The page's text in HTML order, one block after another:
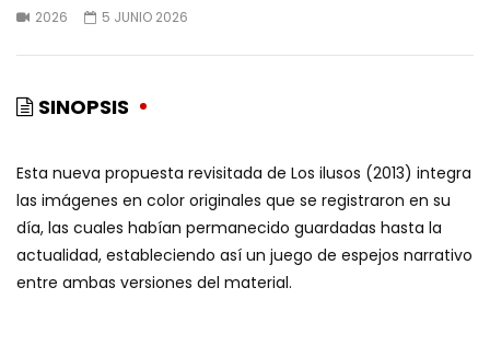
2026 5 JUNIO 2026
SINOPSIS
Esta nueva propuesta revisitada de Los ilusos (2013) integra
las imágenes en color originales que se registraron en su
día, las cuales habían permanecido guardadas hasta la
actualidad, estableciendo así un juego de espejos narrativo
entre ambas versiones del material.